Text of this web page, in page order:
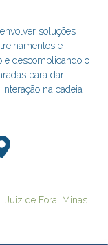
soluções
e
e descomplicando o
para dar
na cadeia
Juiz de Fora, Minas